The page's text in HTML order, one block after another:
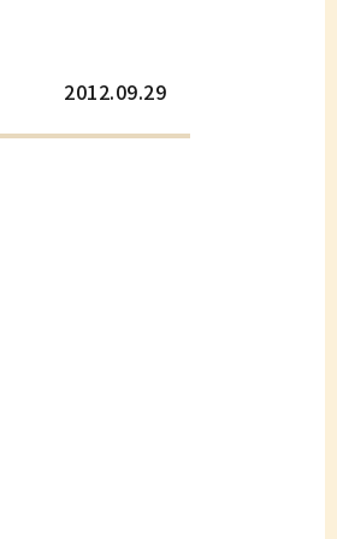
2012.09.29